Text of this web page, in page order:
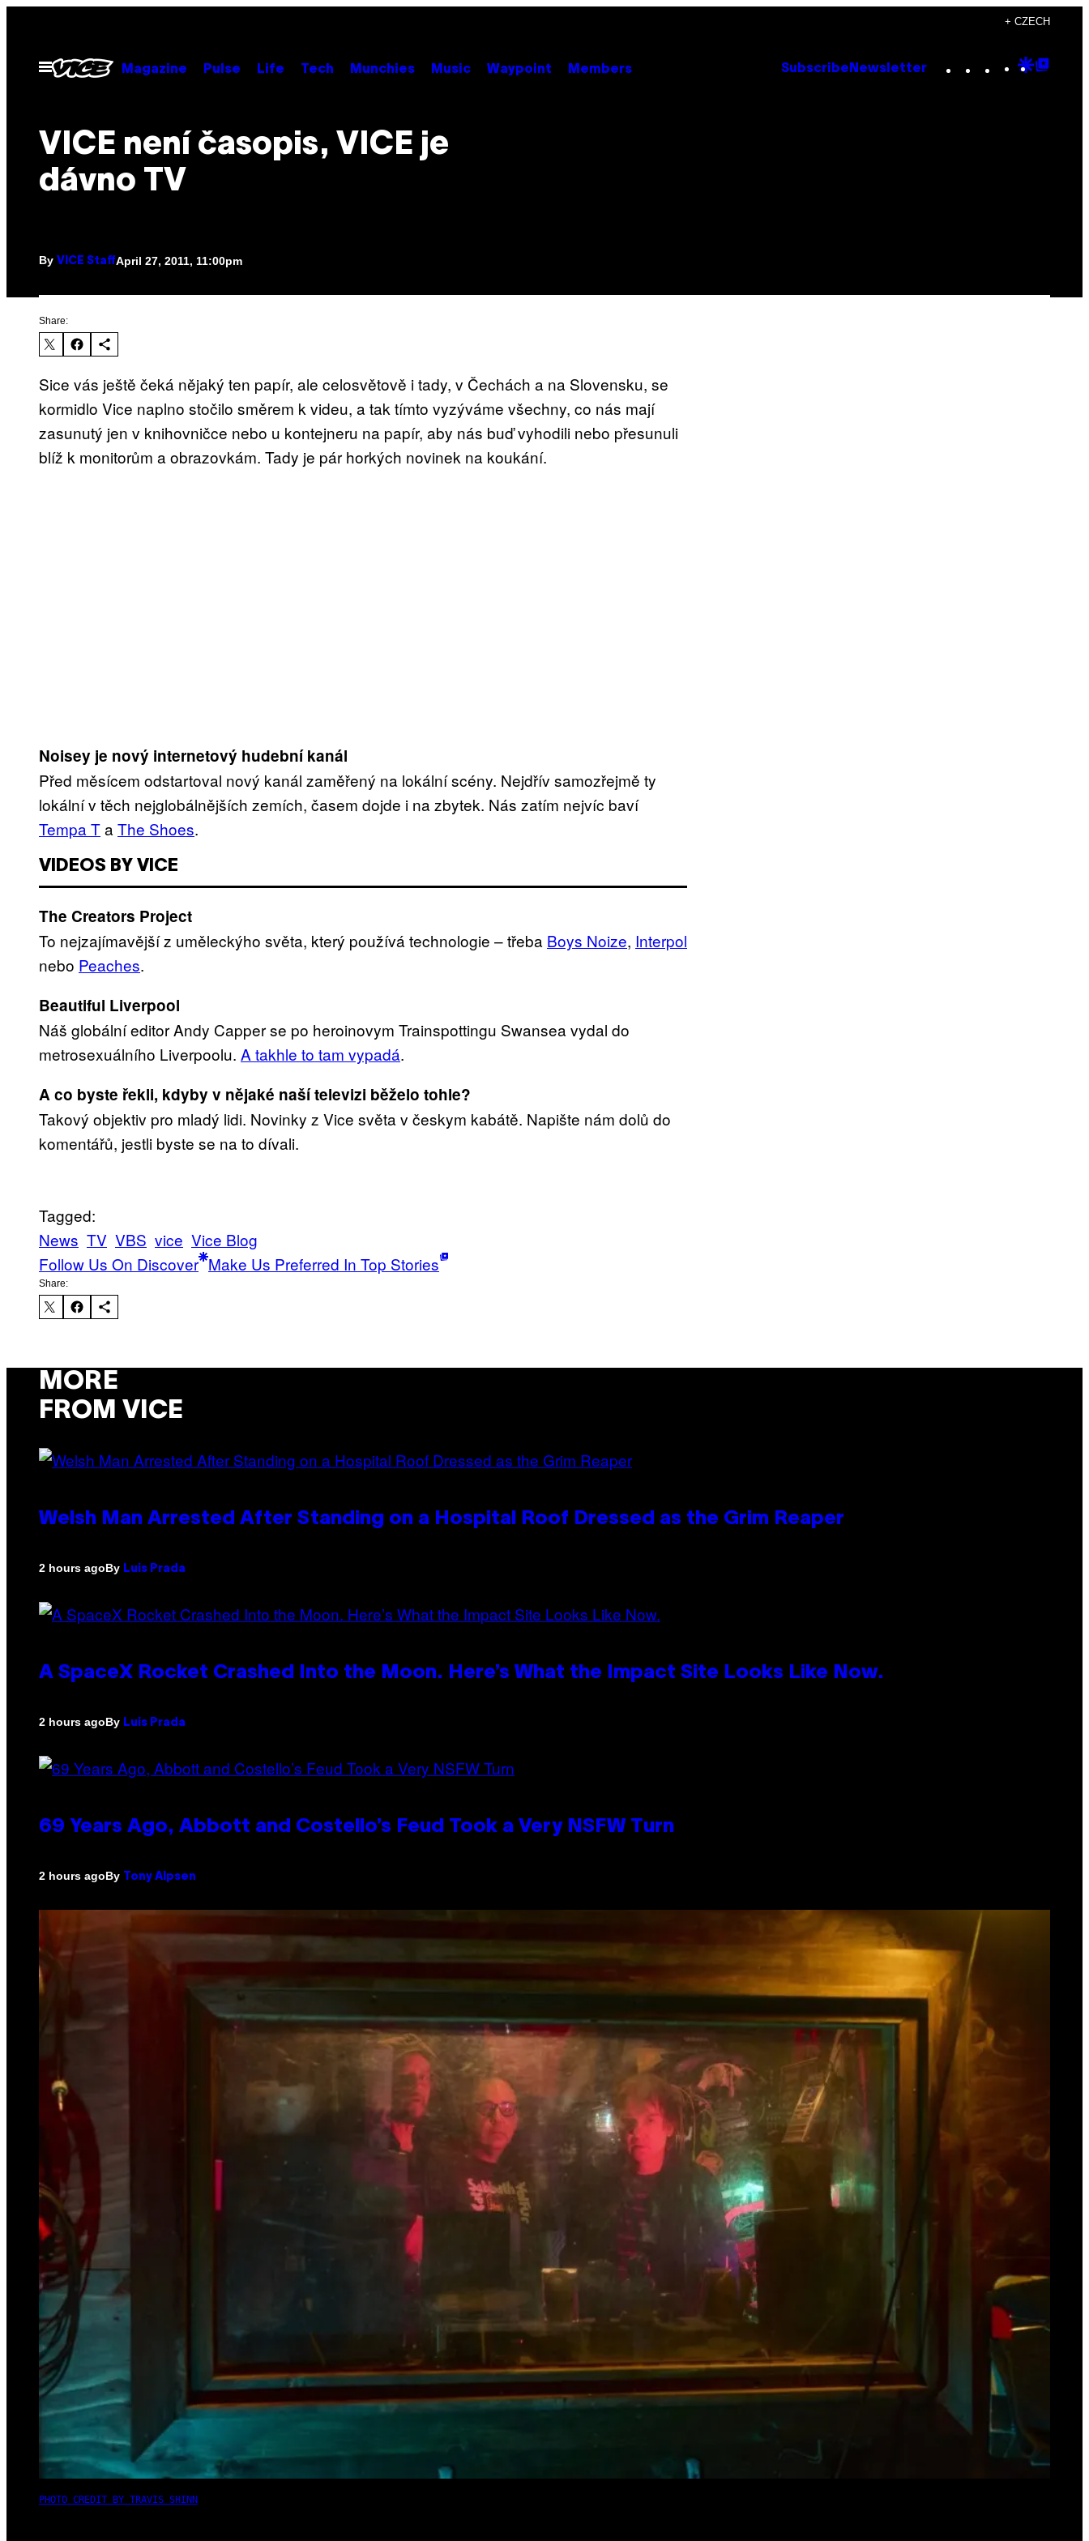
content
+ CZECH
Open
Menu
Magazine Pulse Life Tech Munchies Music Waypoint Members Subscribe Newsletter Instagram
TikTok
YouTube
Google
VICE není časopis, VICE je
dávno TV
By VICE StaffApril 27, 2011, 11:00pm
Share:
Sice vás ještě čeká nějaký ten papír, ale celosvětově i tady, v Čechách a na Slovensku, se
kormidlo Vice naplno stočilo směrem k videu, a tak tímto vyzýváme všechny, co nás mají
zasunutý jen v knihovničce nebo u kontejneru na papír, aby nás buď vyhodili nebo přesunuli
blíž k monitorům a obrazovkám. Tady je pár horkých novinek na koukání.
Noisey je nový internetový hudební kanál
Před měsícem odstartoval nový kanál zaměřený na lokální scény. Nejdřív samozřejmě ty
lokální v těch nejglobálnějších zemích, časem dojde i na zbytek. Nás zatím nejvíc baví
Tempa Ta The Shoes.
VIDEOS BY VICE
The Creators Project
To nejzajímavější z uměleckýho světa, který používá technologie – třeba Boys Noize, Interpol
nebo Peaches.
Beautiful Liverpool
Náš globální editor Andy Capper se po heroinovym Trainspottingu Swansea vydal do
metrosexuálního Liverpoolu. A takhle to tam vypadá.
A co byste řekli, kdyby v nějaké naší televizi běželo tohle?
Takový objektiv pro mladý lidi. Novinky z Vice světa v českym kabátě. Napište nám dolů do
komentářů, jestli byste se na to dívali.
Tagged:
News TV VBS vice Vice Blog
Follow Us On Discover Make Us Preferred In Top Stories
Share:
MORE
FROM VICE
Welsh Man Arrested After Standing on a Hospital Roof Dressed as the Grim Reaper
2 hours agoBy Luis Prada
A SpaceX Rocket Crashed Into the Moon. Here’s What the Impact Site Looks Like Now.
2 hours agoBy Luis Prada
69 Years Ago, Abbott and Costello’s Feud Took a Very NSFW Turn
2 hours agoBy Tony Alpsen
PHOTO CREDIT BY TRAVIS SHINN